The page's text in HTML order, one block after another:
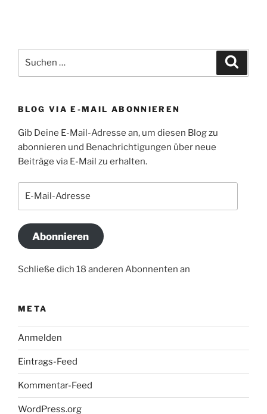
nach:
BLOG VIA E-MAIL ABONNIEREN
Gib Deine E-Mail-Adresse an, um diesen Blog zu
abonnieren und Benachrichtigungen über neue
Beiträge via E-Mail zu erhalten.
Abonnieren
Schließe dich 18 anderen Abonnenten an
META
Anmelden
Eintrags-Feed
Kommentar-Feed
WordPress.org